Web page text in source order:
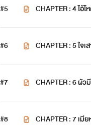
#5
#6 CHAPTER : 5 ใจเ
#7
#8